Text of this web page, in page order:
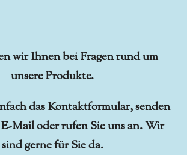
wir Ihnen bei Fragen rund um
unsere Produkte.
dasKontaktformular, senden
Mail oder rufen Sie uns an. Wir
sind gerne für Sie da.